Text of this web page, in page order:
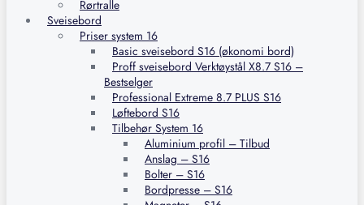
Rørtralle
Sveisebord
Priser system 16
Basic sveisebord S16 (økonomi bord)
Proff sveisebord Verktøystål X8.7 S16 –
Bestselger
Professional Extreme 8.7 PLUS S16
Løftebord S16
Tilbehør System 16
Aluminium profil – Tilbud
Anslag – S16
Bolter – S16
Bordpresse – S16